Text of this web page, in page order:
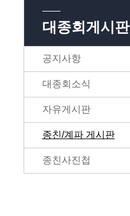
대종회게시판
공지사항
대종회소식
자유게시판
종친/계파 게시판
종친사진첩